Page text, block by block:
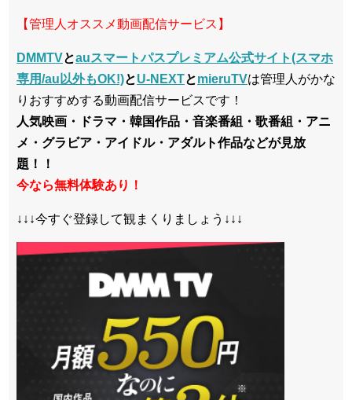
【管理人オススメ動画配信サービス】
DMMTVとauスマートパスプレミアム公式サイト(スマホ
専用/au以外もOK!)とU-NEXTとmieruTVは管理人がかな
りおすすめする動画配信サービスです！
人気映画・ドラマ・韓国作品・音楽番組・歌番組・アニ
メ・グラビア・アイドル・アダルト作品などが見放
題！！
今なら無料体験あり！
↓↓↓今すぐ登録して観まくりましょう↓↓↓